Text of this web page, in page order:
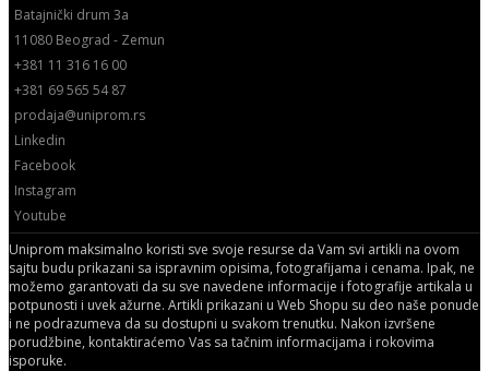
Batajnički drum 3a
11080 Beograd - Zemun
+381 11 316 16 00
+381 69 565 54 87
prodaja@uniprom.rs
Linkedin
Facebook
Instagram
Youtube
Uniprom maksimalno koristi sve svoje resurse da Vam svi artikli na ovom
sajtu budu prikazani sa ispravnim opisima, fotografijama i cenama. Ipak, ne
možemo garantovati da su sve navedene informacije i fotografije artikala u
potpunosti i uvek ažurne. Artikli prikazani u Web Shopu su deo naše ponude
i ne podrazumeva da su dostupni u svakom trenutku. Nakon izvršene
porudžbine, kontaktiraćemo Vas sa tačnim informacijama i rokovima
isporuke.